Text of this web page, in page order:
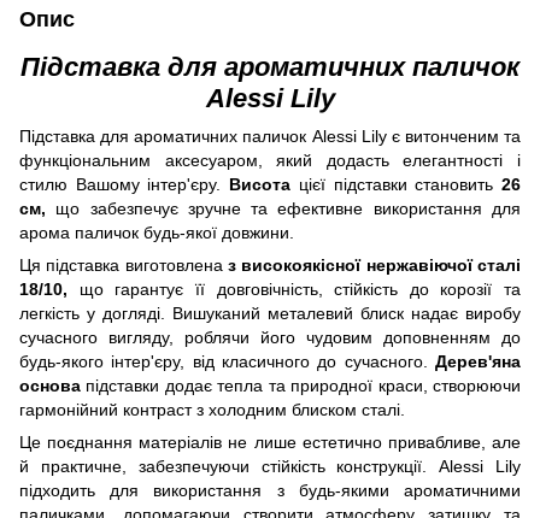
Опис
Підставка для ароматичних паличок
Alessi Lily
Підставка для ароматичних паличок Alessi Lily є витонченим та
функціональним аксесуаром, який додасть елегантності і
стилю Вашому інтер'єру. Висота цієї підставки становить26
см, що забезпечує зручне та ефективне використання для
арома паличок будь-якої довжини.
Ця підставка виготовлена з високоякісної нержавіючої сталі
18/10, що гарантує її довговічність, стійкість до корозії та
легкість у догляді. Вишуканий металевий блиск надає виробу
сучасного вигляду, роблячи його чудовим доповненням до
будь-якого інтер'єру, від класичного до сучасного. Дерев'яна
основа підставки додає тепла та природної краси, створюючи
гармонійний контраст з холодним блиском сталі.
Це поєднання матеріалів не лише естетично привабливе, але
й практичне, забезпечуючи стійкість конструкції. Alessi Lily
підходить для використання з будь-якими ароматичними